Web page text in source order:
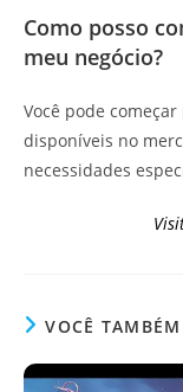
Como posso
meu negócio?
Você pode
disponíveis no
necessidades
VOCÊ